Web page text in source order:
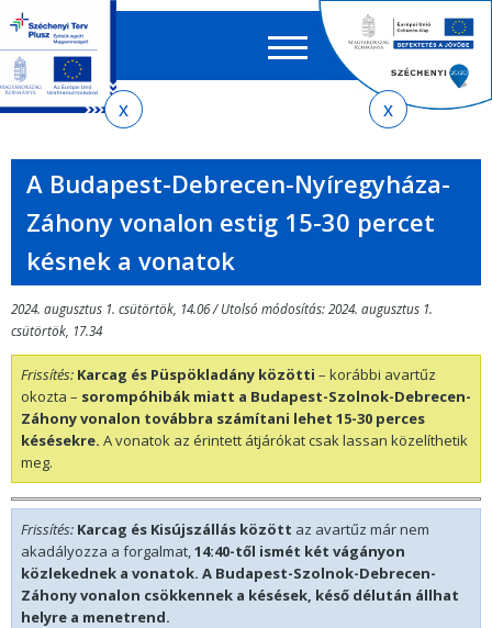
menetrendkeresőhöz
almenühöz
tartalomra
oldaltérképre
EN HU
űrlap
A Budapest-Debrecen-Nyíregyháza-
Záhony vonalon estig 15-30 percet
késnek a vonatok
2024. augusztus 1. csütörtök, 14.06 / Utolsó módosítás: 2024. augusztus 1.
csütörtök, 17.34
Frissítés: Karcag és Püspökladány közötti – korábbi avartűz
okozta – sorompóhibák miatt a Budapest-Szolnok-Debrecen-
Záhony vonalon továbbra számítani lehet 15-30 perces
késésekre. A vonatok az érintett átjárókat csak lassan közelíthetik
meg.
Frissítés: Karcag és Kisújszállás között az avartűz már nem
akadályozza a forgalmat, 14:40-től ismét két vágányon
közlekednek a vonatok. A Budapest-Szolnok-Debrecen-
Záhony vonalon csökkennek a késések, késő délután állhat
helyre a menetrend.